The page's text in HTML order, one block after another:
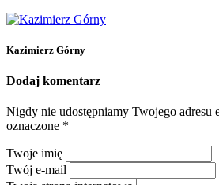
Kazimierz Górny
Dodaj komentarz
Nigdy nie udostępniamy Twojego adresu
oznaczone *
Twoje imię
Twój e-mail